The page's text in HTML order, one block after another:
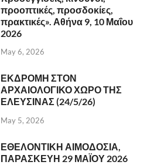
προοπτικές, προσδοκίες,
πρακτικές». Αθήνα 9, 10 Μαΐου
2026
May 6, 2026
ΕΚΔΡΟΜΗ ΣΤΟΝ
ΑΡΧΑΙΟΛΟΓΙΚΟ ΧΩΡΟ ΤΗΣ
ΕΛΕΥΣΙΝΑΣ (24/5/26)
May 5, 2026
ΕΘΕΛΟΝΤΙΚΗ ΑΙΜΟΔΟΣΙΑ,
ΠΑΡΑΣΚΕΥΗ 29 ΜΑΪΟΥ 2026